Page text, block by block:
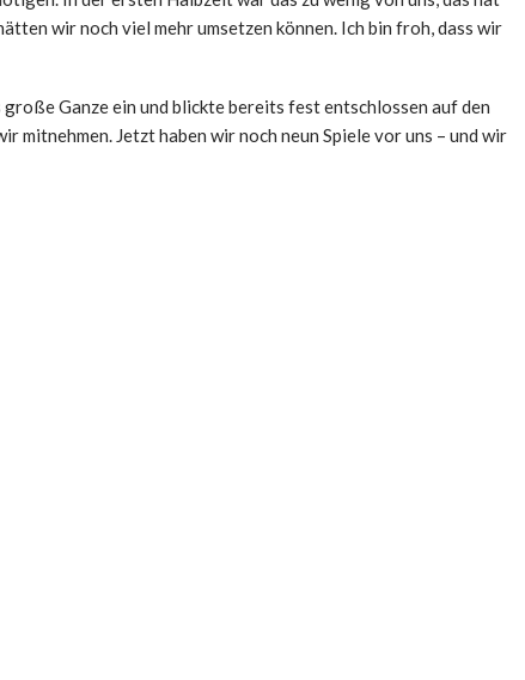
wir noch viel mehr umsetzen können. Ich bin froh, dass wir
Ganze ein und blickte bereits fest entschlossen auf den
mitnehmen. Jetzt haben wir noch neun Spiele vor uns – und wir